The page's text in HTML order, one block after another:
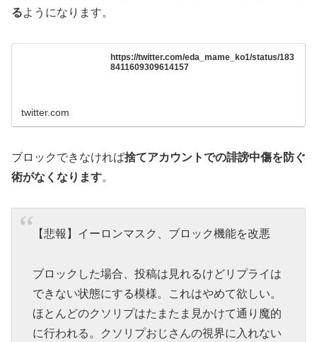
るようになります。
https://twitter.com/eda_mame_ko1/status/183
8411609309614157
twitter.com
ブロックできなければ捨てアカウントでの誹謗中傷を防ぐ
術がなくなります。
【悲報】イーロンマスク、ブロック機能を改悪
ブロックした場合、投稿は見れるけどリプライは
できない状態にする模様。これはやめて欲しい。
ほとんどのクソリプはたまたま見かけて通り魔的
に行われる。クソリプおじさんの視界に入れない